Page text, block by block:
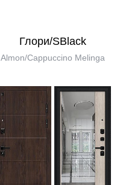
Глори/SBlack
Almon/Cappuccino Melinga